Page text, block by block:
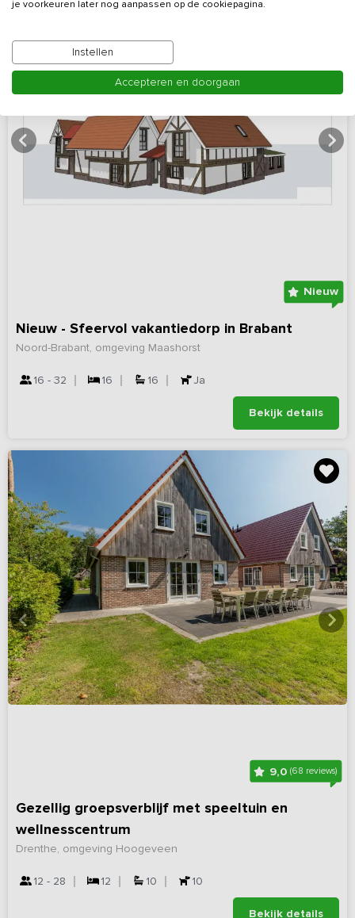
Nieuw
Nieuw - Sfeervol vakantiedorp in Brabant
Noord-Brabant, omgeving Maashorst
16 - 32 16 16 Ja
Bekijk details
9,0 (68 reviews)
Gezellig groepsverblijf met speeltuin en
wellnesscentrum
Drenthe, omgeving Hoogeveen
12 - 28 12 10 10
Bekijk details
je voorkeuren later nog aanpassen op de cookiepagina.
Instellen
Accepteren en doorgaan